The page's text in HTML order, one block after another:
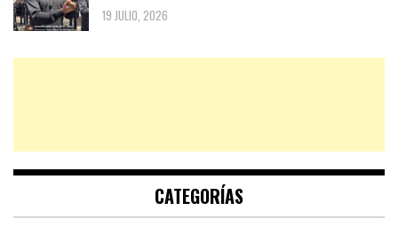
19 JULIO, 2026
CATEGORÍAS